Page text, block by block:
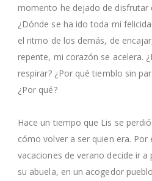
momento he dejado de disfrutar
¿Dónde se ha ido toda mi
el ritmo de los demás, de
repente, mi corazón se acelera.
respirar? ¿Por qué tiemblo sin
¿Por qué?
Hace un tiempo que Lis se
cómo volver a ser quien era. Por
vacaciones de verano decide ir a
su abuela, en un acogedor